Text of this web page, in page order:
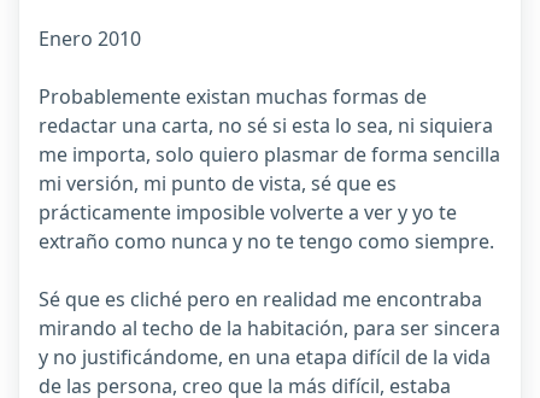
Enero 2010
Probablemente existan muchas formas de
redactar una carta, no sé si esta lo sea, ni siquiera
me importa, solo quiero plasmar de forma sencilla
mi versión, mi punto de vista, sé que es
prácticamente imposible volverte a ver y yo te
extraño como nunca y no te tengo como siempre.
Sé que es cliché pero en realidad me encontraba
mirando al techo de la habitación, para ser sincera
y no justificándome, en una etapa difícil de la vida
de las persona, creo que la más difícil, estaba